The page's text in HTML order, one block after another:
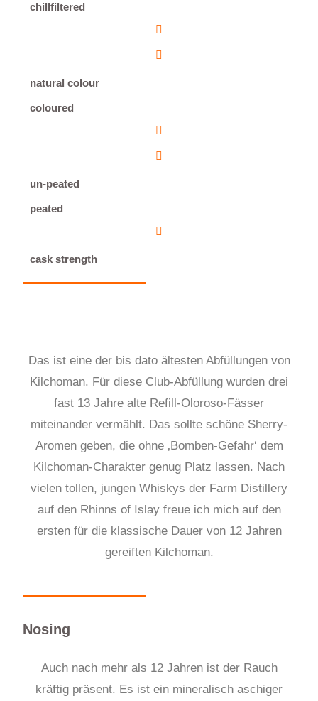
chillfiltered
natural colour
coloured
un-peated
peated
cask strength
Das ist eine der bis dato ältesten Abfüllungen von
Kilchoman. Für diese Club-Abfüllung wurden drei
fast 13 Jahre alte Refill-Oloroso-Fässer
miteinander vermählt. Das sollte schöne Sherry-
Aromen geben, die ohne ‚Bomben-Gefahr‘ dem
Kilchoman-Charakter genug Platz lassen. Nach
vielen tollen, jungen Whiskys der Farm Distillery
auf den Rhinns of Islay freue ich mich auf den
ersten für die klassische Dauer von 12 Jahren
gereiften Kilchoman.
Nosing
Auch nach mehr als 12 Jahren ist der Rauch
kräftig präsent. Es ist ein mineralisch aschiger